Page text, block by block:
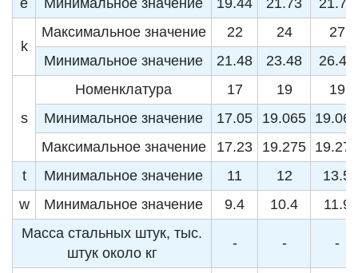
e
Минимальное значение 19.44 21.73 21.73
k
Максимальное значение 22 24
27
Минимальное значение
21.48 23.48 26.48
s
Номенклатура 17 19
19
Минимальное значение
17.05 19.065 19.065
Максимальное значение
17.23 19.275 19.275
t
Минимальное значение 11 12
13.5
w
Минимальное значение 9.4 10.4
11.9
Масса стальных штук, тыс.
штук около кг
- - -